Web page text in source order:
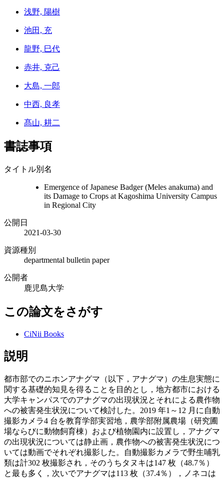
浅野, 陽樹
池田, 充
龍野, 巳代
赤井, 克己
大島, 一郎
中西, 良孝
髙山, 耕二
書誌事項
タイトル別名
Emergence of Japanese Badger (Meles anakuma) and
its Damage to Crops at Kagoshima University Campus
in Regional City
公開日
2021-03-30
資源種別
departmental bulletin paper
公開者
鹿児島大学
この論文をさがす
CiNii Books
説明
都市部でのニホンアナグマ（以下，アナグマ）の生息実態に
関する基礎的知見を得ることを目的とし，地方都市における
大学キャンパスでのアナグマの出現状況とそれによる農作物
への被害発生状況について検討した。2019 年1～12 月に自動
撮影カメラ4 台を教育学部実習地，農学部附属農場（研究圃
場ならびに動物飼育棟）および植物園内に設置し，アナグマ
の出現状況については静止画，農作物への被害発生状況につ
いては動画でそれぞれ撮影した。自動撮影カメラで野生哺乳
類は計302 枚撮影され，そのうちタヌキは147 枚（48.7％）
と最も多く，次いでアナグマは113 枚（37.4％），ノネコは